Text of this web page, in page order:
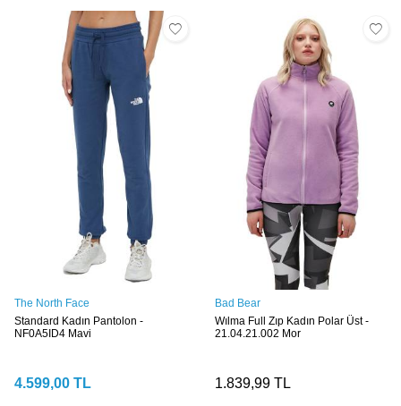
The North Face
Standard Kadın Pantolon -
NF0A5ID4 Mavi
4.599,00 TL
Bad Bear
Wılma Full Zıp Kadın Polar Üst -
21.04.21.002 Mor
1.839,99 TL